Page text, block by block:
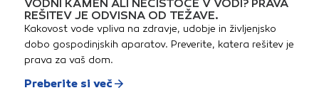
cono. Za križne Pozidriv
vijake, velikosti:2x PZ13x
PZ21x PZ3Dolžina 25 mm,
pogon 1/4"• 13x kompakten in
robusten hex vijačni nastavek
iz nerjavnega jekla, s torzijsko
cono. Za Torx vijake,
velikosti:2x TX102x TX153x
TX203x TX252x TX301x
ponovno sušenje ni potrebno.
V primeru vlage se ponovno
suši pri 400-420ºC 60 minut.
VODNI KAMEN ALI NEČISTOČE V VODI? PRAVA
REŠITEV JE ODVISNA OD TEŽAVE.
Kakovost vode vpliva na zdravje, udobje in življenjsko
dobo gospodinjskih aparatov. Preverite, katera rešitev je
prava za vaš dom.
Preberite si več